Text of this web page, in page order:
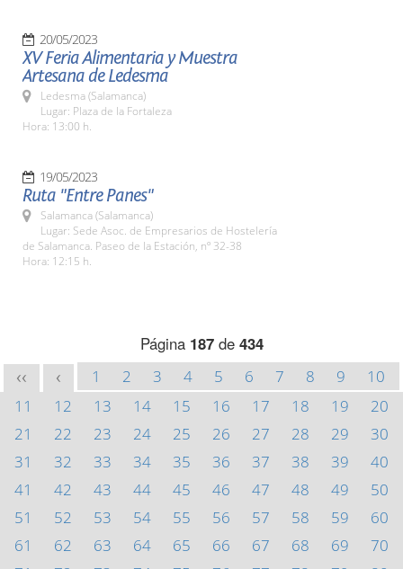
20/05/2023
XV Feria Alimentaria y Muestra
Artesana de Ledesma
Ledesma (Salamanca)
Lugar: Plaza de la Fortaleza
Hora: 13:00 h.
19/05/2023
Ruta "Entre Panes"
Salamanca (Salamanca)
Lugar: Sede Asoc. de Empresarios de Hostelería
de Salamanca. Paseo de la Estación, nº 32-38
Hora: 12:15 h.
Página 187de 434
<< < 1 2 3 4 5 6 7 8 9
10
11
12 13 14 15 16 17 18 19
20
21
22 23 24 25 26 27 28 29
30
31
32 33 34 35 36 37 38 39
40
41
42 43 44 45 46 47 48 49
50
51
52 53 54 55 56 57 58 59
60
61
62 63 64 65 66 67 68 69
70